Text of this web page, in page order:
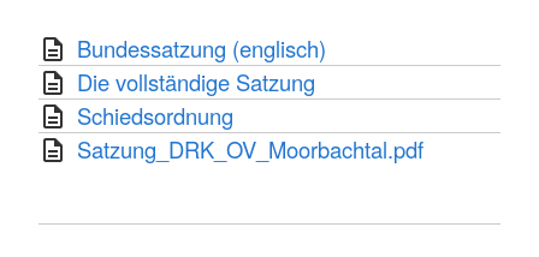
Bundessatzung (englisch)
Die vollständige Satzung
Schiedsordnung
Satzung_DRK_OV_Moorbachtal.pdf